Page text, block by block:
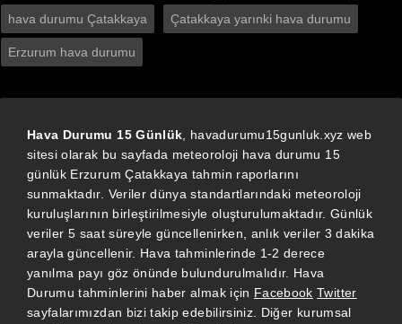
hava durumu Çatakkaya Çatakkaya yarınki hava durumu
Erzurum hava durumu
Hava Durumu 15 Günlük , havadurumu15gunluk.xyz web
sitesi olarak bu sayfada meteoroloji hava durumu 15
günlük Erzurum Çatakkaya tahmin raporlarını
sunmaktadır. Veriler dünya standartlarındaki meteoroloji
kuruluşlarının birleştirilmesiyle oluşturulumaktadır. Günlük
veriler 5 saat süreyle güncellenirken, anlık veriler 3 dakika
arayla güncellenir. Hava tahminlerinde 1-2 derece
yanılma payı göz önünde bulundurulmalıdır. Hava
Durumu tahminlerini haber almak için Facebook Twitter
sayfalarımızdan bizi takip edebilirsiniz. Diğer kurumsal